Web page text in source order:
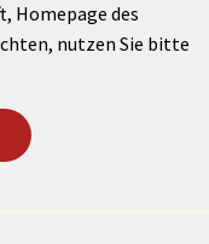
Homepage des
nutzen Sie bitte